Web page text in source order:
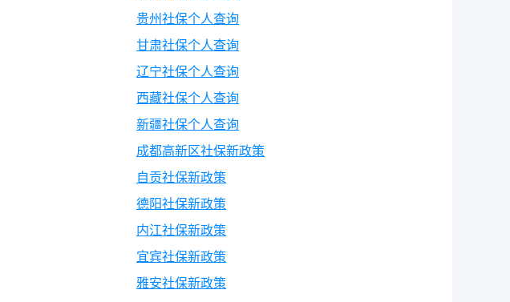
贵州社保个人查询
甘肃社保个人查询
辽宁社保个人查询
西藏社保个人查询
新疆社保个人查询
成都高新区社保新政策
自贡社保新政策
德阳社保新政策
内江社保新政策
宜宾社保新政策
雅安社保新政策